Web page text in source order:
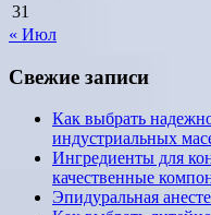
31
« Июл
Свежие записи
Как выбрать
индустриальных
Ингредиенты для
качественные
Эпидуральная